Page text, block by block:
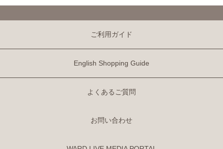
ご利用ガイド
English Shopping Guide
よくあるご質問
お問い合わせ